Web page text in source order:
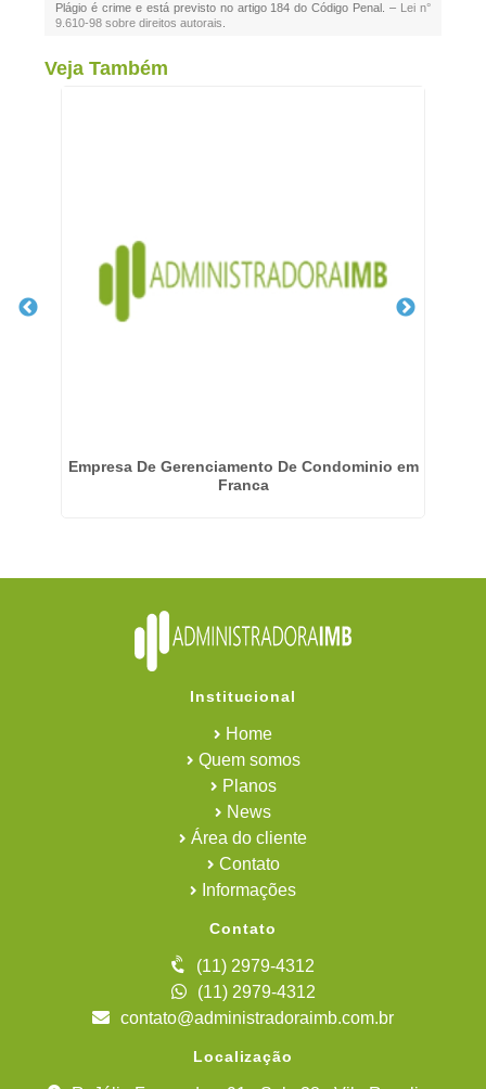
Plágio é crime e está previsto no artigo 184 do Código Penal. – Lei n°
9.610-98 sobre direitos autorais
Veja Também
Empresa De Gerenciamento De Condominio em
Franca
Institucional
Home
Quem somos
Planos
News
Área do cliente
Contato
Informações
Contato
(11) 2979-4312
(11) 2979-4312
contato@administradoraimb.com.br
Localização